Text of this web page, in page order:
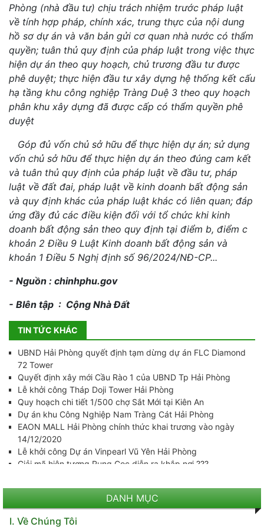
Phòng (nhà đầu tư) chịu trách nhiệm trước pháp luật
về tính hợp pháp, chính xác, trung thực của nội dung
hồ sơ dự án và văn bản gửi cơ quan nhà nước có thẩm
quyền; tuân thủ quy định của pháp luật trong việc thực
hiện dự án theo quy hoạch, chủ trương đầu tư được
phê duyệt; thực hiện đầu tư xây dựng hệ thống kết cấu
hạ tầng khu công nghiệp Tràng Duệ 3 theo quy hoạch
phân khu xây dựng đã được cấp có thẩm quyền phê
duyệt
Góp đủ vốn chủ sở hữu để thực hiện dự án; sử dụng
vốn chủ sở hữu để thực hiện dự án theo đúng cam kết
và tuân thủ quy định của pháp luật về đầu tư, pháp
luật về đất đai, pháp luật về kinh doanh bất động sản
và quy định khác của pháp luật khác có liên quan; đáp
ứng đầy đủ các điều kiện đối với tổ chức khi kinh
doanh bất động sản theo quy định tại điểm b, điểm c
khoản 2 Điều 9 Luật Kinh doanh bất động sản và
khoản 1 Điều 5 Nghị định số 96/2024/NĐ-CP...
- Nguồn : chinhphu.gov
- BIên tập : Cộng Nhà Đất
TIN TỨC KHÁC
UBND Hải Phòng quyết định tạm dừng dự án FLC Diamond
72 Tower
Quyết định xây mới Cầu Rào 1 của UBND Tp Hải Phòng
Lễ khởi công Tháp Doji Tower Hải Phòng
Quy hoạch chi tiết 1/500 chợ Sắt Mới tại Kiên An
Dự án khu Công Nghiệp Nam Tràng Cát Hải Phòng
EAON MALL Hải Phòng chính thức khai trương vào ngày
14/12/2020
Lễ khởi công Dự án Vinpearl Vũ Yên Hải Phòng
Giải mã hiện tượng Rụng Cọc diễn ra khắp nơi ???
???
Dự án xây dựng nhà ga hành khách T2 Cảng Hàng Không
DANH MỤC
Về Chúng Tôi